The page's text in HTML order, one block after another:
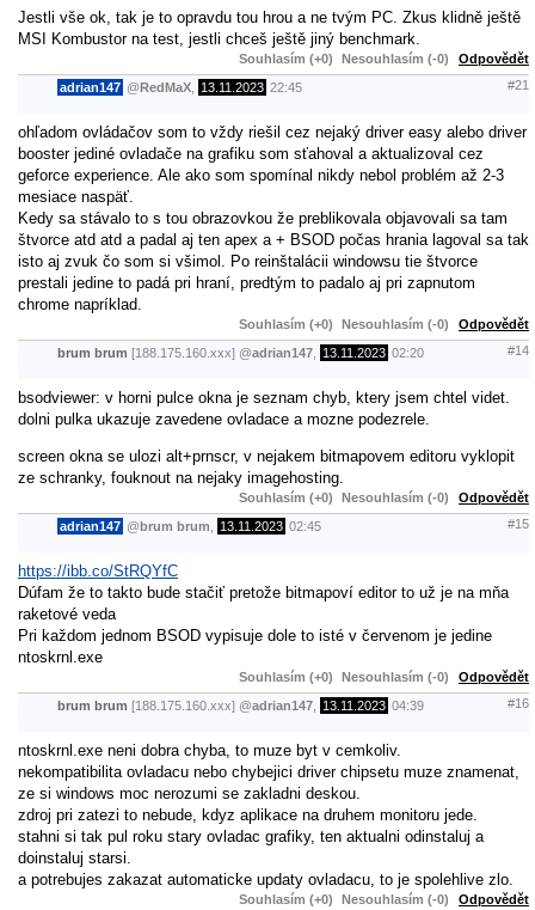
Jestli vše ok, tak je to opravdu tou hrou a ne tvým PC. Zkus klidně ještě
MSI Kombustor na test, jestli chceš ještě jiný benchmark.
Souhlasím (+0) Nesouhlasím (-0) Odpovědět
adrian147 @RedMaX 13.11.2023 22:45 #21
ohľadom ovládačov som to vždy riešil cez nejaký driver easy alebo driver
booster jediné ovladače na grafiku som sťahoval a aktualizoval cez
geforce experience. Ale ako som spomínal nikdy nebol problém až 2-3
mesiace naspäť.
Kedy sa stávalo to s tou obrazovkou že preblikovala objavovali sa tam
štvorce atd atd a padal aj ten apex a + BSOD počas hrania lagoval sa tak
isto aj zvuk čo som si všimol. Po reinštalácii windowsu tie štvorce
prestali jedine to padá pri hraní, predtým to padalo aj pri zapnutom
chrome napríklad.
Souhlasím (+0) Nesouhlasím (-0) Odpovědět
brum brum [188.175.160.xxx] @adrian147 13.11.2023 02:20 #14
bsodviewer: v horni pulce okna je seznam chyb, ktery jsem chtel videt.
dolni pulka ukazuje zavedene ovladace a mozne podezrele.
screen okna se ulozi alt+prnscr, v nejakem bitmapovem editoru vyklopit
ze schranky, fouknout na nejaky imagehosting.
Souhlasím (+0) Nesouhlasím (-0) Odpovědět
adrian147 @brum brum 13.11.2023 02:45 #15
https://ibb.co/StRQYfC
Dúfam že to takto bude stačiť pretože bitmapoví editor to už je na mňa
raketové veda
Pri každom jednom BSOD vypisuje dole to isté v červenom je jedine
ntoskrnl.exe
Souhlasím (+0) Nesouhlasím (-0) Odpovědět
brum brum [188.175.160.xxx] @adrian147 13.11.2023 04:39 #16
ntoskrnl.exe neni dobra chyba, to muze byt v cemkoliv.
nekompatibilita ovladacu nebo chybejici driver chipsetu muze znamenat,
ze si windows moc nerozumi se zakladni deskou.
zdroj pri zatezi to nebude, kdyz aplikace na druhem monitoru jede.
stahni si tak pul roku stary ovladac grafiky, ten aktualni odinstaluj a
doinstaluj starsi.
a potrebujes zakazat automaticke updaty ovladacu, to je spolehlive zlo.
Souhlasím (+0) Nesouhlasím (-0) Odpovědět